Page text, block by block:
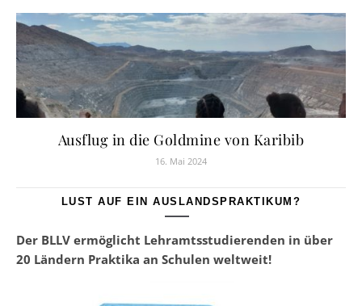
Ausflug in die Goldmine von Karibib
16. Mai 2024
LUST AUF EIN AUSLANDSPRAKTIKUM?
Der BLLV ermöglicht Lehramtsstudierenden in über
20 Ländern Praktika an Schulen weltweit!